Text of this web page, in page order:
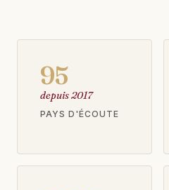
95
depuis 2017
PAYS D'ÉCOUTE